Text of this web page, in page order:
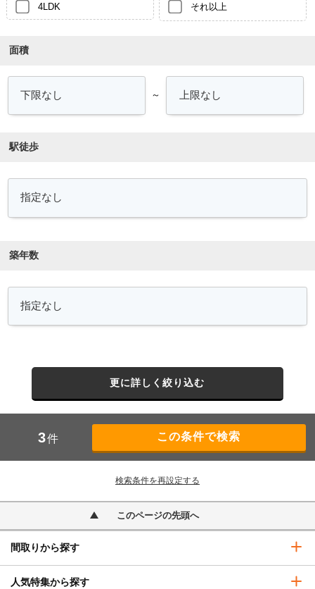
4LDK それ以上
面積
～
駅徒歩
築年数
更に詳しく絞り込む
3件
検索条件を再設定する
このページの先頭へ
間取りから探す
人気特集から探す